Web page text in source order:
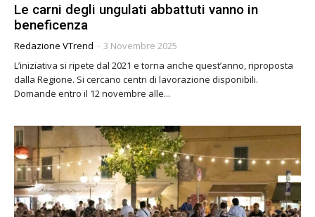
Le carni degli ungulati abbattuti vanno in
beneficenza
Redazione VTrend - 3 Novembre 2025
L’iniziativa si ripete dal 2021 e torna anche quest’anno, riproposta
dalla Regione. Si cercano centri di lavorazione disponibili.
Domande entro il 12 novembre alle...